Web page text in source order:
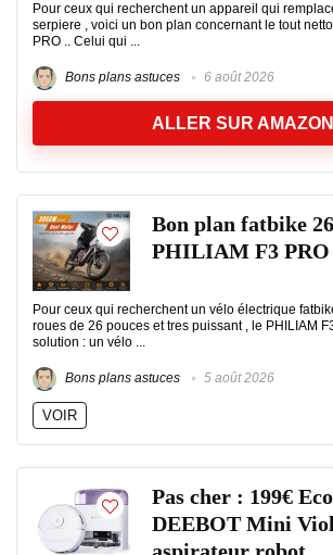
Pour ceux qui recherchent un appareil qui
serpiere , voici un bon plan concernant le tout
PRO .. Celui qui ...
Bons plans astuces 6 août 2026
ALLER SUR AMAZON
Bon plan fatbike
PHILIAM F3 PRO
Pour ceux qui recherchent un vélo électrique
roues de 26 pouces et tres puissant , le PHILIAM
solution : un vélo ...
Bons plans astuces 5 août 2026
VOIR
Pas cher : 199€
DEEBOT Mini